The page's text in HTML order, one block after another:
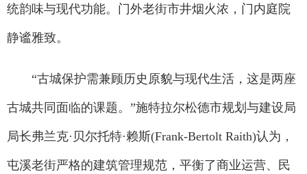
统韵味与现代功能。门外老街市井烟火浓，门内庭院
静谧雅致。
“古城保护需兼顾历史原貌与现代生活，这是两座
古城共同面临的课题。”施特拉尔松德市规划与建设局
局长弗兰克·贝尔托特·赖斯(Frank-Bertolt Raith)认为，
屯溪老街严格的建筑管理规范，平衡了商业运营、民